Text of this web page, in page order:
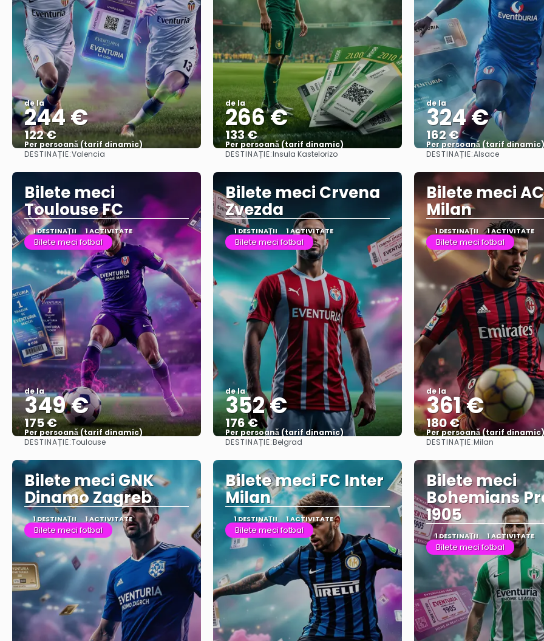
de la
244 €
122 €
Per persoană (tarif dinamic)
Vezi mai multe
DESTINAȚIE:Valencia
de la
266 €
133 €
Per persoană (tarif dinamic)
Vezi mai multe
DESTINAȚIE:Insula Kastelorizo
de la
324 €
162 €
Per persoană (tarif dinamic)
Vezi mai multe
DESTINAȚIE:Alsace
Bilete meci
Toulouse FC
1 DESTINAŢII 1 ACTIVITATE
Bilete meci fotbal
de la
349 €
175 €
Per persoană (tarif dinamic)
Vezi mai multe
DESTINAȚIE:Toulouse
Bilete meci Crvena
Zvezda
1 DESTINAŢII 1 ACTIVITATE
Bilete meci fotbal
de la
352 €
176 €
Per persoană (tarif dinamic)
Vezi mai multe
DESTINAȚIE:Belgrad
Bilete meci AC
Milan
1 DESTINAŢII 1 ACTIVITATE
Bilete meci fotbal
de la
361 €
180 €
Per persoană (tarif dinamic)
Vezi mai multe
DESTINAȚIE:Milan
Bilete meci GNK
Dinamo Zagreb
1 DESTINAŢII 1 ACTIVITATE
Bilete meci fotbal
Bilete meci FC Inter
Milan
1 DESTINAŢII 1 ACTIVITATE
Bilete meci fotbal
Bilete meci
Bohemians
1905
1 DESTINAŢII 1 ACTIVITATE
Bilete meci fotbal